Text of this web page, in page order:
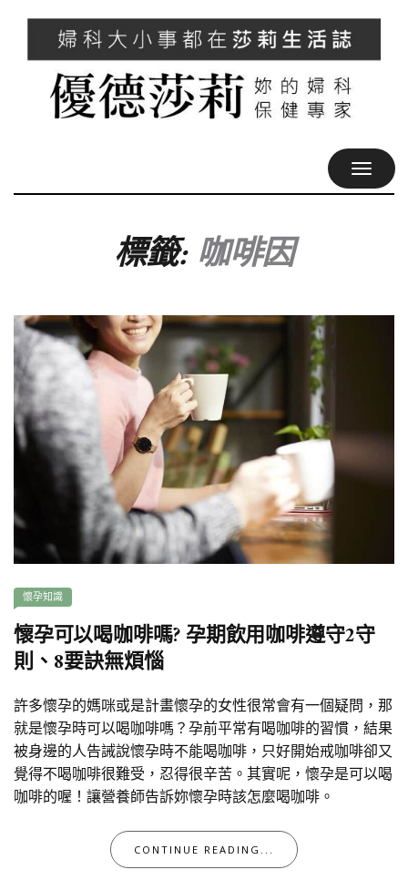
標籤:咖啡因
懷孕知識
懷孕可以喝咖啡嗎? 孕期飲用咖啡遵守2守
則、8要訣無煩惱
許多懷孕的媽咪或是計畫懷孕的女性很常會有一個疑問，那
就是懷孕時可以喝咖啡嗎？孕前平常有喝咖啡的習慣，結果
被身邊的人告誡說懷孕時不能喝咖啡，只好開始戒咖啡卻又
覺得不喝咖啡很難受，忍得很辛苦。其實呢，懷孕是可以喝
咖啡的喔！讓營養師告訴妳懷孕時該怎麼喝咖啡。
CONTINUE READING...